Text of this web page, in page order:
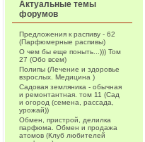
Актуальные темы
форумов
Предложения к распиву - 62
(Парфюмерные распивы)
О чем бы еще поныть...))) Том
27 (Обо всем)
Полипы (Лечение и здоровье
взрослых. Медицина )
Садовая земляника - обычная
и ремонтантная. том 11 (Сад
и огород (семена, рассада,
урожай))
Обмен, пристрой, делилка
парфюма. Обмен и продажа
атомов (Клуб любителей